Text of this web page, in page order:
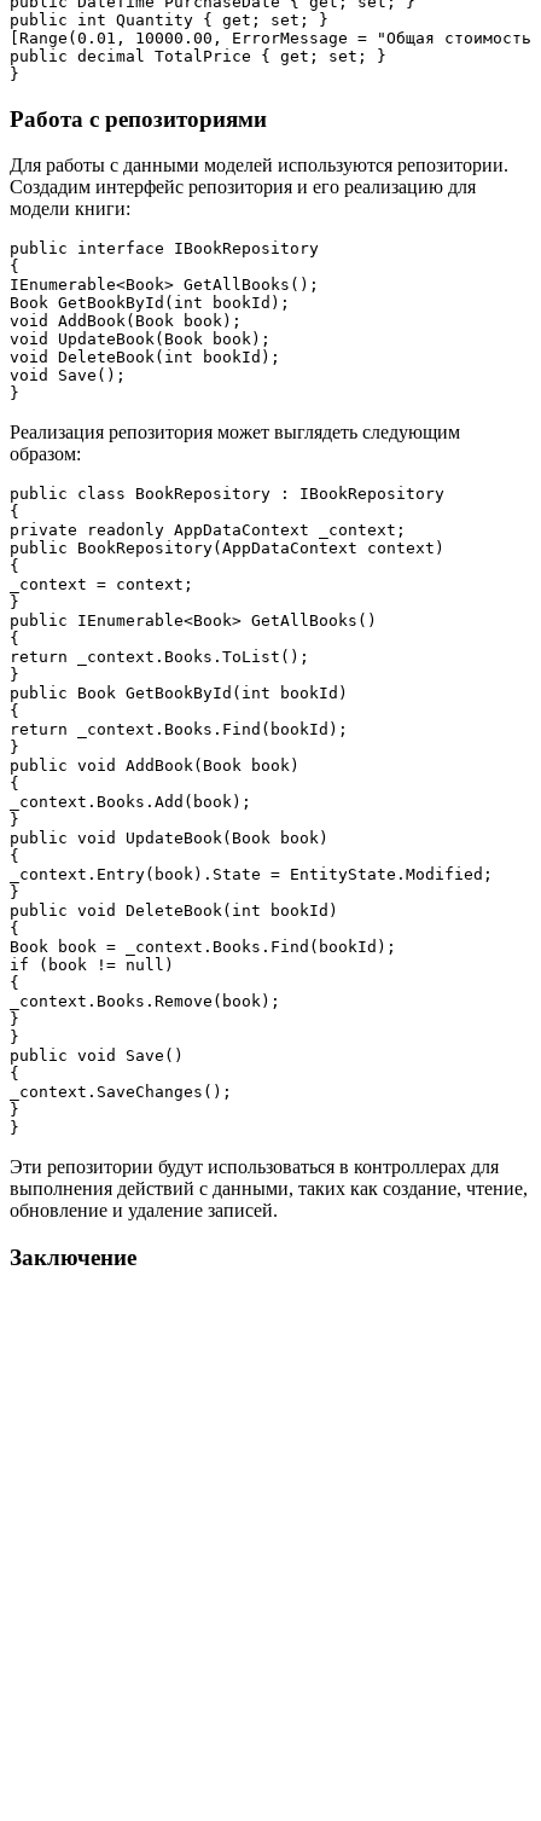
public int Quantity { get; set; }
[Range(0.01, 10000.00, ErrorMessage = "Общая
public decimal TotalPrice { get; set; }
Работа с репозиториями
Для работы с данными моделей используются репозитории.
Создадим интерфейс репозитория и его реализацию для
модели книги:
public interface IBookRepository
{
IEnumerable<Book> GetAllBooks();
Book GetBookById(int bookId);
void AddBook(Book book);
void UpdateBook(Book book);
void DeleteBook(int bookId);
void Save();
Реализация репозитория может выглядеть следующим
образом:
public class BookRepository : IBookRepository
{
private readonly AppDataContext _context;
public BookRepository(AppDataContext context)
{
_context = context;
}
public IEnumerable<Book> GetAllBooks()
{
return _context.Books.ToList();
}
public Book GetBookById(int bookId)
{
return _context.Books.Find(bookId);
}
public void AddBook(Book book)
{
_context.Books.Add(book);
}
public void UpdateBook(Book book)
{
_context.Entry(book).State = EntityState.Modified;
}
public void DeleteBook(int bookId)
{
Book book = _context.Books.Find(bookId);
if (book != null)
{
_context.Books.Remove(book);
}
}
public void Save()
{
_context.SaveChanges();
}
Эти репозитории будут использоваться в контроллерах для
выполнения действий с данными, таких как создание, чтение,
обновление и удаление записей.
Заключение